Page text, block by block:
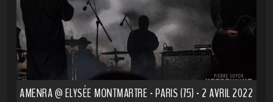
AMENRA @ ELYSÉE MONTMARTRE - PARIS (75) - 2 AVRIL 2022